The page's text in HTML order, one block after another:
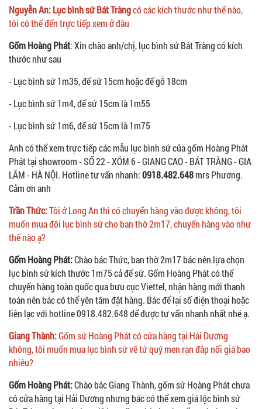
Nguyễn An: Lục bình sứ Bát Tràngcó các kích thước như thế nào,
tôi có thể đến trực tiếp xem ở đâu
Gốm Hoàng Phát: Xin chào anh/chị, lục bình sứ Bát Tràng có kích
thước như sau
- Lục bình sứ 1m35, đế sứ 15cm hoặc đế gỗ 18cm
- Lục bình sứ 1m4, đế sứ 15cm là 1m55
- Lục bình sứ 1m6, đế sứ 15cm là 1m75
Anh có thể xem trực tiếp các mẫu lục bình sứ của gốm Hoàng Phát
Phát tại showroom - SỐ 22 - XÓM 6 - GIANG CAO - BÁT TRÀNG - GIA
LÂM - HÀ NỘI. Hotline tư vấn nhanh:0918.482.648mrs Phương.
Cảm ơn anh
Trần Thức:Tôi ở Long An thì có chuyển hàng vào được không, tôi
muốn mua đôi lục bình sứ cho ban thờ 2m17, chuyển hàng vào như
thế nào ạ?
Gốm Hoàng Phát:Chào bác Thức, ban thờ 2m17 bác nên lựa chọn
lục bình sứ kích thước 1m75 cả đế sứ. Gốm Hoàng Phát có thể
chuyển hàng toàn quốc qua bưu cục Viettel, nhận hàng mới thanh
toán nên bác có thể yên tâm đặt hàng. Bác để lại số điện thoại hoặc
liên lạc với hotline 0918.482.648 để được tư vấn nhanh nhất nhé ạ.
Giang Thành:Gốm sứ Hoàng Phát có cửa hàng tại Hải Dương
không, tôi muốn mua lục bình sứ vẽ tứ quý men rạn đắp nổi giá bao
nhiêu?
Gốm Hoàng Phát:Chào bác Giang Thành, gốm sứ Hoàng Phát chưa
có cửa hàng tại Hải Dương nhưng bác có thể xem giá lộc bình sứ